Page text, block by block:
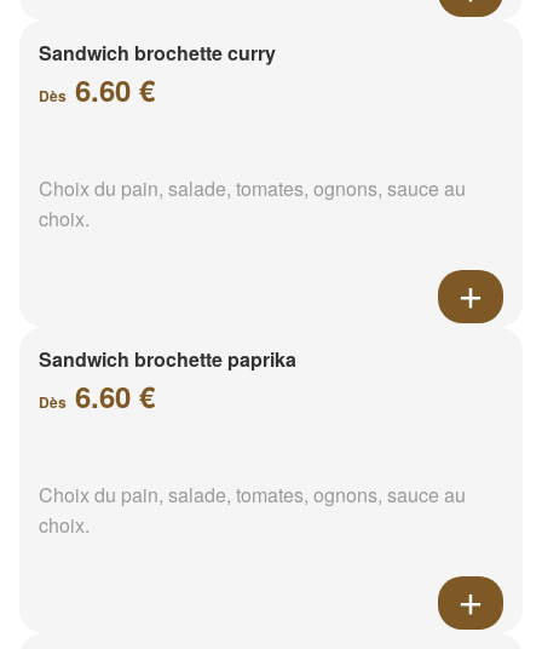
Sandwich brochette curry
Dès 6.60 €
Choix du pain, salade, tomates, ognons, sauce au
choix.
Sandwich brochette paprika
Dès 6.60 €
Choix du pain, salade, tomates, ognons, sauce au
choix.